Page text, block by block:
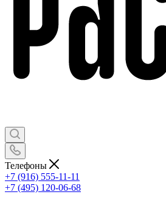
Телефоны
+7 (916) 555-11-11
+7 (495) 120-06-68